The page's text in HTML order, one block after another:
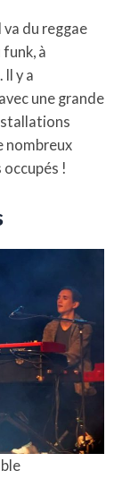
du reggae
à
y a
une grande
nombreux
!